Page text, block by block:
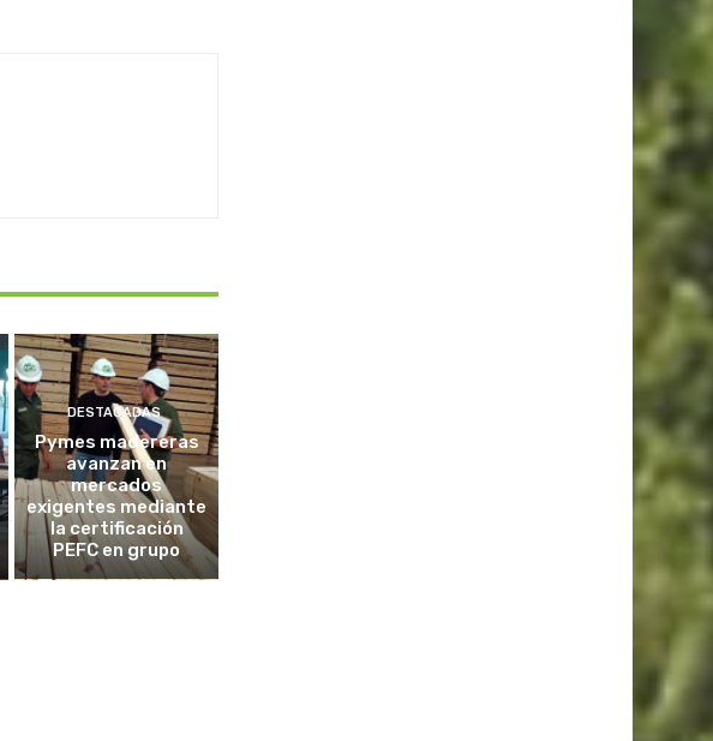
DESTACADAS
Pymes madereras
avanzan en
mercados
exigentes mediante
la certificación
PEFC en grupo